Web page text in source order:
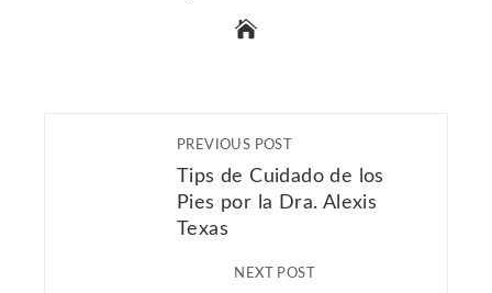
PREVIOUS POST
Tips de Cuidado de los
Pies por la Dra. Alexis
Texas
NEXT POST